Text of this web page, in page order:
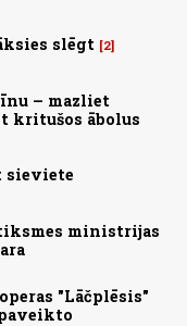
slēgt 2
– mazliet
kritušos ābolus
sieviete
ministrijas
"Lāčplēsis"